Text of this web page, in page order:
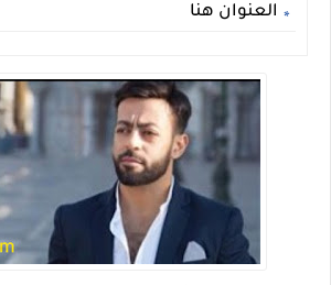
العنوان هنا